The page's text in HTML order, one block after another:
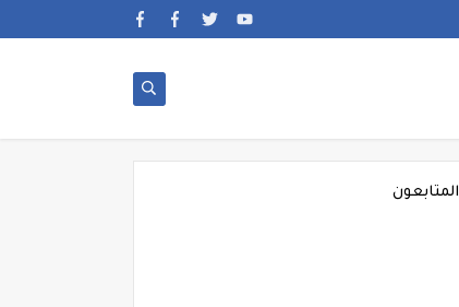
المتابعون